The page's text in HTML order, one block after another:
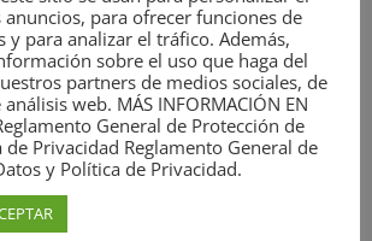
Periodistas de
la agresión a
las protestas
para ofrecer funciones de
y para analizar el tráfico. Además,
sobre el uso que haga del
partners de medios sociales, de
web. MÁS INFORMACIÓN EN
General de Protección de
de Privacidad Reglamento General de
y Política de Privacidad.